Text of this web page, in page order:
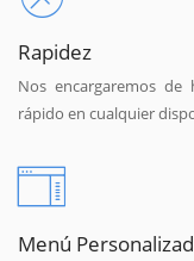
Rapidez
Nos encargaremos
rápido en cualquier
Menú